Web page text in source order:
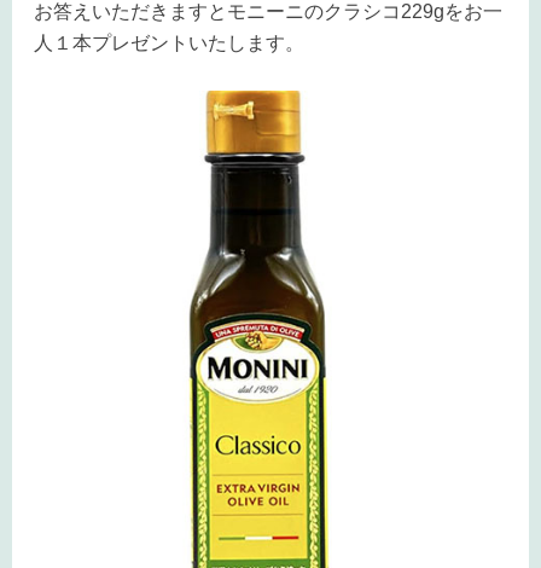
お答えいただきますとモニーニのクラシコ 229gをお一
人１本プレゼントいたします。